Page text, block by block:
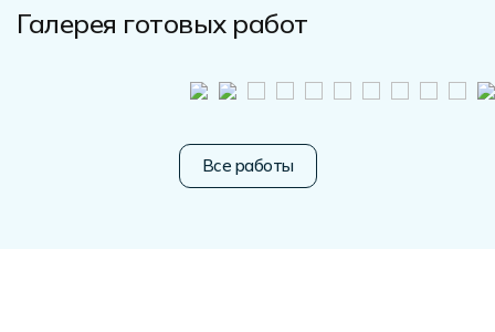
Галерея готовых работ
Все работы